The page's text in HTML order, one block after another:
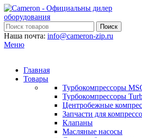
Поиск
Наша почта: info@cameron-zip.ru
Меню
Главная
Товары
Турбокомпрессоры
Турбокомпрессоры
Центробежные
Запчасти для
Клапаны
Масляные насосы